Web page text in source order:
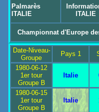
Palmarès
ITALIE
ITALIE
Championnat d'Europe
Date-Niveau-
Groupe
Pays 1
1980-06-12
1er tour
Groupe B
Italie
1980-06-15
1er tour
Groupe B
Italie